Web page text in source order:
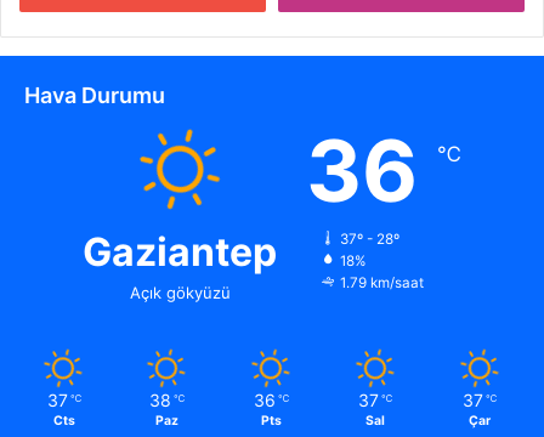
Hava Durumu
Gaziantep
Açık gökyüzü
36 ℃
37º - 28º
18%
1.79 km/saat
37 ℃
Cts
38 ℃
Paz
36 ℃
Pts
37 ℃
Sal
37 ℃
Çar